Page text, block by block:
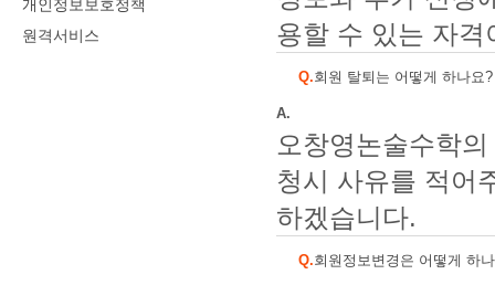
개인정보보호정책
원격서비스
용할 수 있는 자격
Q.회원 탈퇴는 어떻게 하나요?
A.
오창영논술수학
청시 사유를 적어
하겠습니다.
Q.회원정보변경은 어떻게 하